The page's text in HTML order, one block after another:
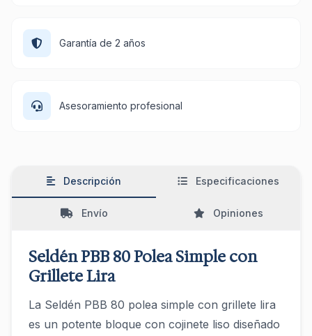
Garantía de 2 años
Asesoramiento profesional
Descripción Especificaciones
Envío Opiniones
Seldén PBB 80 Polea Simple con
Grillete Lira
La Seldén PBB 80 polea simple con grillete lira
es un potente bloque con cojinete liso diseñado